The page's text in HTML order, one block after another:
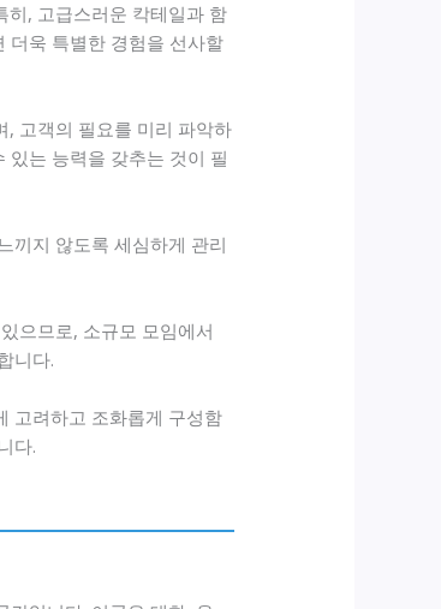
히, 고급스러운 칵테일과 함
더욱 특별한 경험을 선사할
, 고객의 필요를 미리 파악하
있는 능력을 갖추는 것이 필
끼지 않도록 세심하게 관리
으므로, 소규모 모임에서
니다.
고려하고 조화롭게 구성함
다.